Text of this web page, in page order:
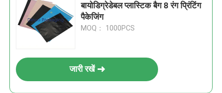
बायोडिग्रेडेबल प्लास्टिक बैग 8 रंग प्रिंटिंग
पैकेजिंग
MOQ： 1000PCS
जारी रखें